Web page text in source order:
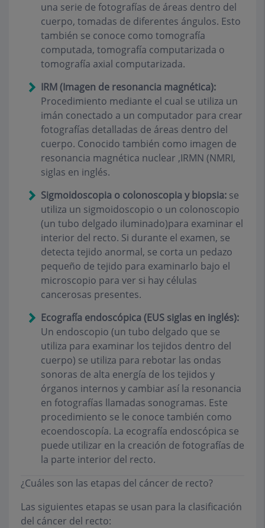
una serie de fotografías de áreas dentro del
cuerpo, tomadas de diferentes ángulos. Esto
también se conoce como tomografía
computada, tomografía computarizada o
tomografía axial computarizada.
IRM (Imagen de resonancia magnética):
Procedimiento mediante el cual se utiliza un
imán conectado a un computador para crear
fotografías detalladas de áreas dentro del
cuerpo. Conocido también como imagen de
resonancia magnética nuclear ,IRMN (NMRI,
siglas en inglés.
Sigmoidoscopia o colonoscopia y biopsia: se
utiliza un sigmoidoscopio o un colonoscopio
(un tubo delgado iluminado)para examinar el
interior del recto. Si durante el examen, se
detecta tejido anormal, se corta un pedazo
pequeño de tejido para examinarlo bajo el
microscopio para ver si hay células
cancerosas presentes.
Ecografía endoscópica (EUS siglas en inglés):
Un endoscopio (un tubo delgado que se
utiliza para examinar los tejidos dentro del
cuerpo) se utiliza para rebotar las ondas
sonoras de alta energía de los tejidos y
órganos internos y cambiar así la resonancia
en fotografías llamadas sonogramas. Este
procedimiento se le conoce también como
ecoendoscopía. La ecografía endoscópica se
puede utilizar en la creación de fotografías de
la parte interior del recto.
¿Cuáles son las etapas del cáncer de recto?
Las siguientes etapas se usan para la clasificación
del cáncer del recto: